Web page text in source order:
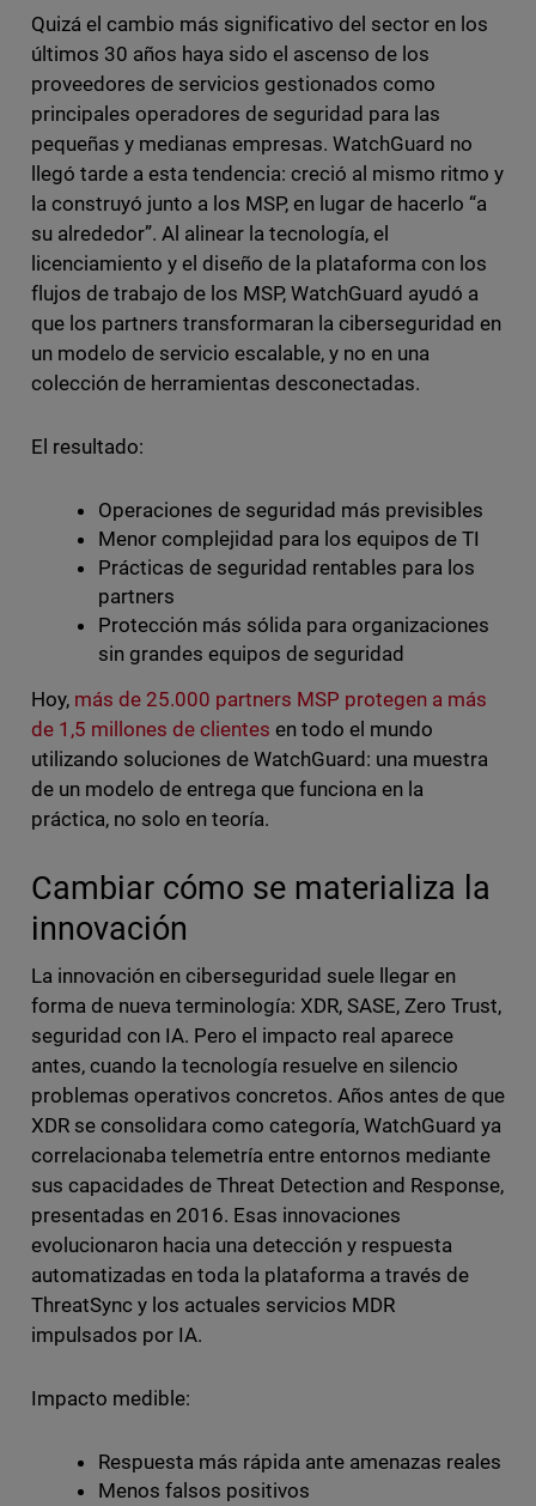
Quizá el cambio más significativo del sector en los
últimos 30 años haya sido el ascenso de los
proveedores de servicios gestionados como
principales operadores de seguridad para las
pequeñas y medianas empresas. WatchGuard no
llegó tarde a esta tendencia: creció al mismo ritmo y
la construyó junto a los MSP, en lugar de hacerlo “a
su alrededor”. Al alinear la tecnología, el
licenciamiento y el diseño de la plataforma con los
flujos de trabajo de los MSP, WatchGuard ayudó a
que los partners transformaran la ciberseguridad en
un modelo de servicio escalable, y no en una
colección de herramientas desconectadas.
El resultado:
Operaciones de seguridad más previsibles
Menor complejidad para los equipos de TI
Prácticas de seguridad rentables para los
partners
Protección más sólida para organizaciones
sin grandes equipos de seguridad
Hoy, más de 25.000 partners MSP protegen a más
de 1,5 millones de clientes en todo el mundo
utilizando soluciones de WatchGuard: una muestra
de un modelo de entrega que funciona en la
práctica, no solo en teoría.
Cambiar cómo se materializa la
innovación
La innovación en ciberseguridad suele llegar en
forma de nueva terminología: XDR, SASE, Zero Trust,
seguridad con IA. Pero el impacto real aparece
antes, cuando la tecnología resuelve en silencio
problemas operativos concretos. Años antes de que
XDR se consolidara como categoría, WatchGuard ya
correlacionaba telemetría entre entornos mediante
sus capacidades de Threat Detection and Response,
presentadas en 2016. Esas innovaciones
evolucionaron hacia una detección y respuesta
automatizadas en toda la plataforma a través de
ThreatSync y los actuales servicios MDR
impulsados por IA.
Impacto medible:
Respuesta más rápida ante amenazas reales
Menos falsos positivos